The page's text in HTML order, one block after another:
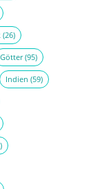
(26)
Götter(95)
Indien (59)